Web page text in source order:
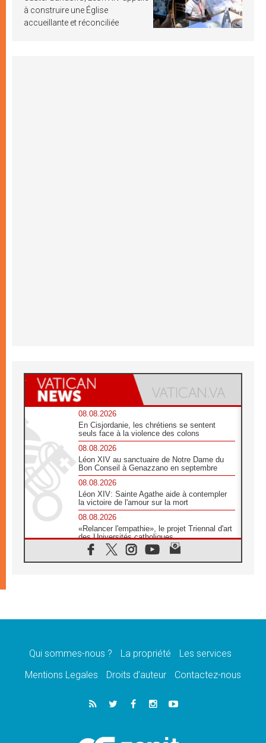
à construire une Église
accueillante et réconciliée
08.08.2026
En Cisjordanie, les chrétiens se sentent
seuls face à la violence des colons
08.08.2026
Léon XIV au sanctuaire de Notre Dame du
Bon Conseil à Genazzano en septembre
08.08.2026
Léon XIV: Sainte Agathe aide à contempler
la victoire de l'amour sur la mort
08.08.2026
«Relancer l'empathie», le projet Triennal d'art
des Universités catholiques
08.08.2026
Signis 2026, donner la parole aux religieuses
07.08.2026
07.08.2026
de l'Assomption et mémoire nationale
«La paix commence par l'empathie» estime
le cardinal Parolin
En Colombie, «la paix ne s'achète pas avec
Qui sommes-nous ? La propriété
Les services
Mentions Legales
Droits d’auteur Contactez-nous